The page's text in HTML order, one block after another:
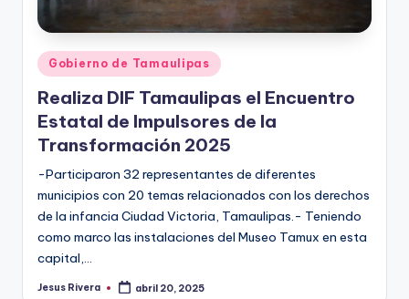
Publicado
en
Gobierno de Tamaulipas
Realiza DIF Tamaulipas el Encuentro
Estatal de Impulsores de la
Transformación 2025
-Participaron 32 representantes de diferentes
municipios con 20 temas relacionados con los derechos
de la infancia Ciudad Victoria, Tamaulipas.- Teniendo
como marco las instalaciones del Museo Tamux en esta
capital,…
Publicado
Jesus Rivera abril 20, 2025